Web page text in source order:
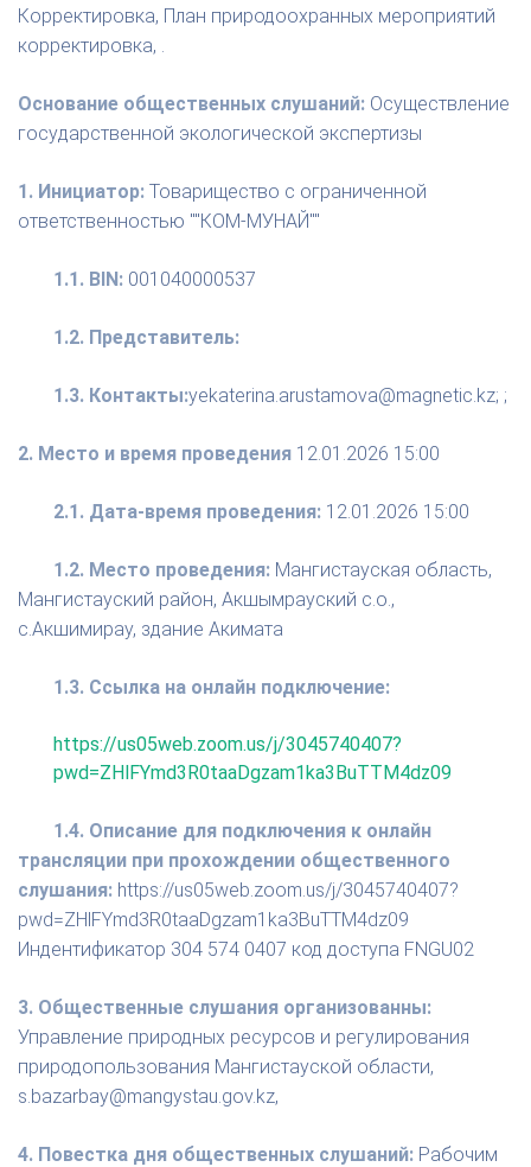
Корректировка, План природоохранных мероприятий
корректировка, .
Основание общественных слушаний: Осуществление
государственной экологической экспертизы
1. Инициатор: Товарищество с ограниченной
ответственностью ""КОМ-МУНАЙ""
1.1. BIN: 001040000537
1.2. Представитель:
1.3. Контакты:yekaterina.arustamova@magnetic.kz; ;
2. Место и время проведения 12.01.2026 15:00
2.1. Дата-время проведения: 12.01.2026 15:00
1.2. Место проведения: Мангистауская область,
Мангистауский район, Акшымрауский с.о.,
с.Акшимирау, здание Акимата
1.3. Ссылка на онлайн подключение:
https://us05web.zoom.us/j/3045740407?
pwd=ZHlFYmd3R0taaDgzam1ka3BuTTM4dz09
1.4. Описание для подключения к онлайн
трансляции при прохождении общественного
слушания: https://us05web.zoom.us/j/3045740407?
pwd=ZHlFYmd3R0taaDgzam1ka3BuTTM4dz09
Индентификатор 304 574 0407 код доступа FNGU02
3. Общественные слушания организованны:
Управление природных ресурсов и регулирования
природопользования Мангистауской области,
s.bazarbay@mangystau.gov.kz,
4. Повестка дня общественных слушаний: Рабочим